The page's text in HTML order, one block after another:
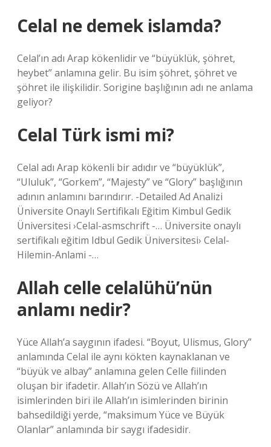
Celal ne demek islamda?
Celal’ın adı Arap kökenlidir ve “büyüklük, şöhret,
heybet” anlamına gelir. Bu isim şöhret, şöhret ve
şöhret ile ilişkilidir. Sorigine başlığının adı ne anlama
geliyor?
Celal Türk ismi mi?
Celal adı Arap kökenli bir adıdır ve “büyüklük”,
“Ululuk”, “Gorkem”, “Majesty” ve “Glory” başlığının
adının anlamını barındırır. -Detailed Ad Analizi
Üniversite Onaylı Sertifikalı Eğitim Kimbul Gedik
Üniversitesi ›Celal-asmschrift -… Üniversite onaylı
sertifikalı eğitim Idbul Gedik Üniversitesi› Celal-
Hilemin-Anlami -…
Allah celle celalühü’nün
anlamı nedir?
Yüce Allah’a saygının ifadesi. “Boyut, Ulismus, Glory”
anlamında Celal ile aynı kökten kaynaklanan ve
“büyük ve albay” anlamına gelen Celle fiilinden
oluşan bir ifadetir. Allah’ın Sözü ve Allah’ın
isimlerinden biri ile Allah’ın isimlerinden birinin
bahsedildiği yerde, “maksimum Yüce ve Büyük
Olanlar” anlamında bir saygı ifadesidir.